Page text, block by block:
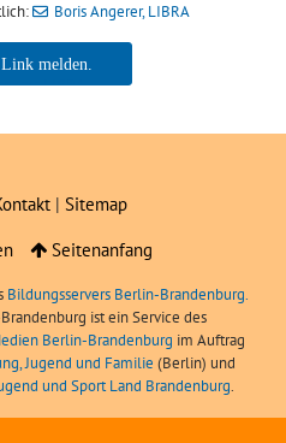
Boris Angerer, LIBRA
LIBRA
| Sitemap
Seitenanfang
Bildungsservers Berlin-Brandenburg.
ist ein Service des
Berlin-Brandenburg im Auftrag
Jugend und Familie (Berlin) und
und Sport Land Brandenburg.